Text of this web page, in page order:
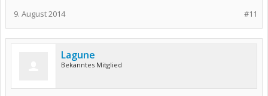
#11
9. August 2014
Lagune
Bekanntes Mitglied